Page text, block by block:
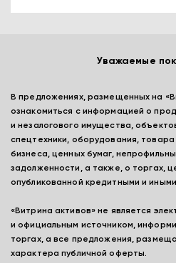
Уважаемые
В предложениях, размещенных на
ознакомиться с информацией о
и незалогового имущества,
спецтехники, оборудования,
бизнеса, ценных бумаг,
задолженности, а также, о торгах,
опубликованной кредитными и
«Витрина активов» не является
и официальным источником,
торгах, а все предложения,
характера публичной оферты.